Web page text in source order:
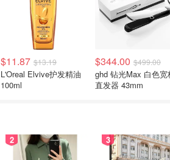
$11.87 $13.19
L'Oreal Elvive护发精油
100ml
$344.00 $499.00
ghd 钻光Max 白色宽
直发器 43mm
2 3